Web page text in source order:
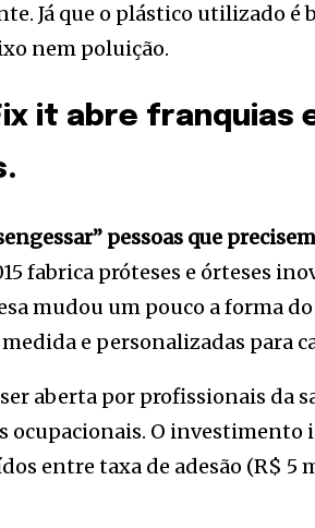
Já que o plástico utilizado é
nem poluição.
it abre franquias
pessoas que
fabrica próteses e órteses
mudou um pouco a forma
e personalizadas para
aberta por profissionais da
ocupacionais. O
entre taxa de adesão (R$ 5